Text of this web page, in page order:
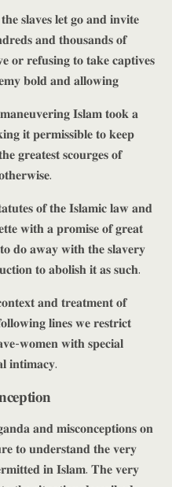
𝐬𝐥𝐚𝐯𝐞𝐬 𝐥𝐞𝐭 𝐠𝐨 𝐚𝐧𝐝 𝐢𝐧𝐯𝐢𝐭𝐞
𝐚𝐧𝐝 𝐭𝐡𝐨𝐮𝐬𝐚𝐧𝐝𝐬 𝐨𝐟
𝐨𝐫 𝐫𝐞𝐟𝐮𝐬𝐢𝐧𝐠 𝐭𝐨 𝐭𝐚𝐤𝐞 𝐜𝐚𝐩𝐭𝐢𝐯𝐞𝐬
𝐛𝐨𝐥𝐝 𝐚𝐧𝐝 𝐚𝐥𝐥𝐨𝐰𝐢𝐧𝐠
𝐈𝐬𝐥𝐚𝐦 𝐭𝐨𝐨𝐤 𝐚
𝐢𝐭 𝐩𝐞𝐫𝐦𝐢𝐬𝐬𝐢𝐛𝐥𝐞 𝐭𝐨 𝐤𝐞𝐞𝐩
𝐠𝐫𝐞𝐚𝐭𝐞𝐬𝐭 𝐬𝐜𝐨𝐮𝐫𝐠𝐞𝐬 𝐨𝐟
𝐨𝐟 𝐭𝐡𝐞 𝐈𝐬𝐥𝐚𝐦𝐢𝐜 𝐥𝐚𝐰 𝐚𝐧𝐝
𝐰𝐢𝐭𝐡 𝐚 𝐩𝐫𝐨𝐦𝐢𝐬𝐞 𝐨𝐟 𝐠𝐫𝐞𝐚𝐭
𝐝𝐨 𝐚𝐰𝐚𝐲 𝐰𝐢𝐭𝐡 𝐭𝐡𝐞 𝐬𝐥𝐚𝐯𝐞𝐫𝐲
𝐭𝐨 𝐚𝐛𝐨𝐥𝐢𝐬𝐡 𝐢𝐭 𝐚𝐬 𝐬𝐮𝐜𝐡.
𝐚𝐧𝐝 𝐭𝐫𝐞𝐚𝐭𝐦𝐞𝐧𝐭 𝐨𝐟
𝐥𝐢𝐧𝐞𝐬 𝐰𝐞 𝐫𝐞𝐬𝐭𝐫𝐢𝐜𝐭
𝐰𝐨𝐦𝐞𝐧 𝐰𝐢𝐭𝐡 𝐬𝐩𝐞𝐜𝐢𝐚𝐥
𝐢𝐧𝐭𝐢𝐦𝐚𝐜𝐲.
𝐚𝐧𝐝 𝐦𝐢𝐬𝐜𝐨𝐧𝐜𝐞𝐩𝐭𝐢𝐨𝐧𝐬 𝐨𝐧
𝐭𝐨 𝐮𝐧𝐝𝐞𝐫𝐬𝐭𝐚𝐧𝐝 𝐭𝐡𝐞 𝐯𝐞𝐫𝐲
𝐢𝐧 𝐈𝐬𝐥𝐚𝐦. 𝐓𝐡𝐞 𝐯𝐞𝐫𝐲